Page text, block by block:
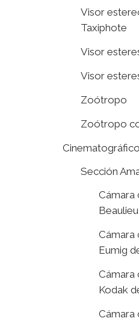
Visor
Taxiphote
Visor
Visor
Zoótropo
Zoótropo
Sección
Cámara
Cámara
Eumig
Cámara
Kodak
Cámara